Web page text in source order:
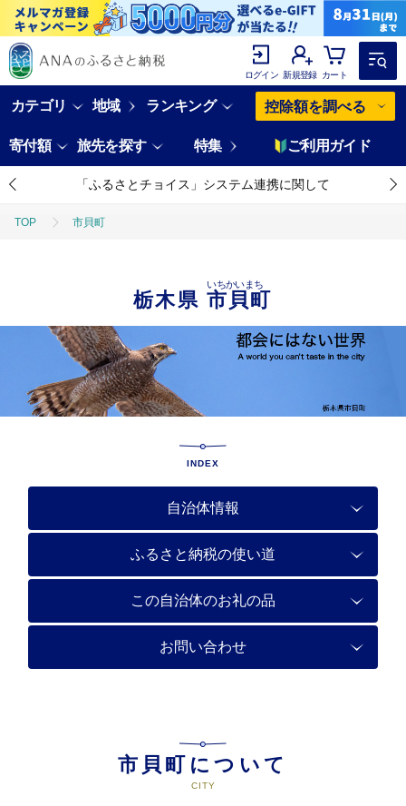
ログイン 新規登録 カート
カテゴリ 地域 ランキング 控除額を調べる
寄付額 旅先を探す 特集 ご利用ガイド
「ふるさとチョイス」システム連携に関して
TOP 市貝町
栃木県市貝町
いちかいまち
INDEX
自治体情報
ふるさと納税の使い道
この自治体のお礼の品
お問い合わせ
市貝町について